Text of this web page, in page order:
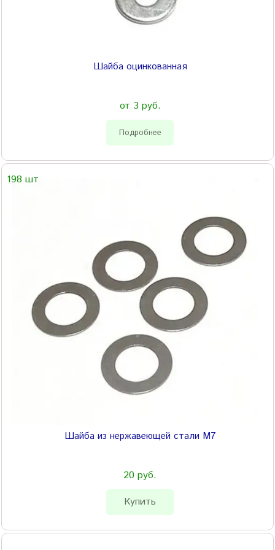
Шайба оцинкованная
от 3 руб.
Подробнее
198 шт
Шайба из нержавеющей стали M7
20 руб.
Купить